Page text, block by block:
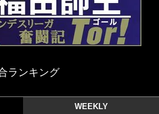
ランキング
WEEKLY